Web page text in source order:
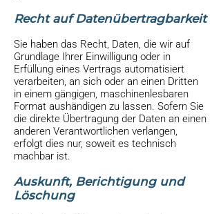
Recht auf Daten­übertrag­barkeit
Sie haben das Recht, Daten, die wir auf
Grundlage Ihrer Einwilligung oder in
Erfüllung eines Vertrags automatisiert
verarbeiten, an sich oder an einen Dritten
in einem gängigen, maschinenlesbaren
Format aushändigen zu lassen. Sofern Sie
die direkte Übertragung der Daten an einen
anderen Verantwortlichen verlangen,
erfolgt dies nur, soweit es technisch
machbar ist.
Auskunft, Berichtigung und
Löschung